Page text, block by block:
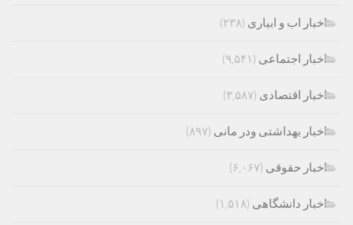
اخبار اب و ابیاری (۲۳۸)
اخبار اجتماعی (۹,۵۴۱)
اخبار اقتصادی (۳,۵۸۷)
اخبار بهداشتی ودر مانی (۸۹۷)
اخبار حقوقی (۶,۰۶۷)
اخبار دانشگاهی (۱,۵۱۸)